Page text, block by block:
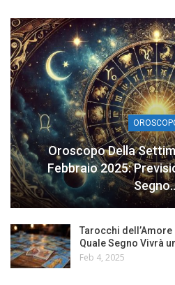
Oroscopo Della
Febbraio 2025:
Tarocchi
Quale Segno Vivrà
Feb 4, 2025